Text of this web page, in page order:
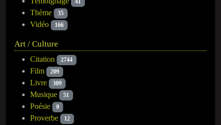
41
Thème 35
Vidéo 166
Art / Culture
Citation 2744
Film 209
Livre 309
Musique 51
Poésie 0
Proverbe 12